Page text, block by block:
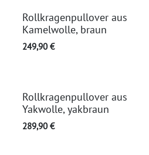
Rollkragenpullover aus
Kamelwolle, braun
249,90€
Rollkragenpullover aus
Yakwolle, yakbraun
289,90€